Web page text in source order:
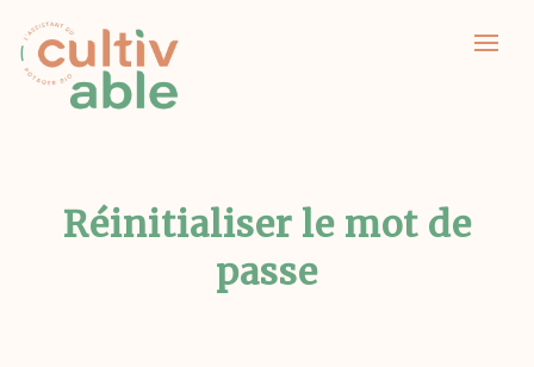
Réinitialiser le mot de
passe